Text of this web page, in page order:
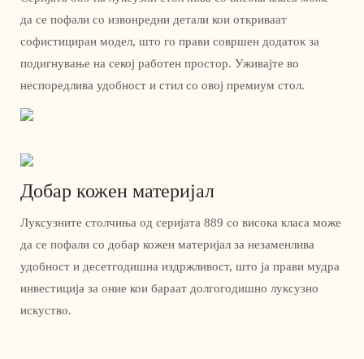
да се пофали со извонредни детали кои откриваат
софистициран модел, што го прави совршен додаток за
подигнување на секој работен простор. Уживајте во
неспоредлива удобност и стил со овој премиум стол.
Добар кожен материјал
Луксузните столчиња од серијата 889 со висока класа може
да се пофали со добар кожен материјал за незаменлива
удобност и десетгодишна издржливост, што ја прави мудра
инвестиција за оние кои бараат долгогодишно луксузно
искуство.